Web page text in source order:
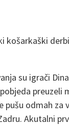
košarkaški
su igrači
preuzeli
pušu odmah za
Akutalni